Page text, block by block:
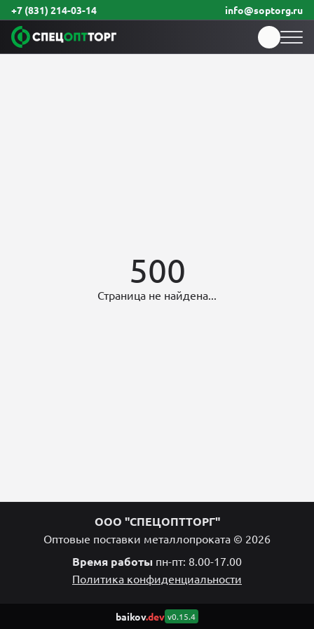
+7 (831) 214-03-14 info@soptorg.ru
500
Страница не найдена...
ООО "СПЕЦОПТТОРГ"
Оптовые поставки металлопроката © 2026
Время работы пн-пт: 8.00-17.00
Политика конфиденциальности
baikov.dev v0.15.4